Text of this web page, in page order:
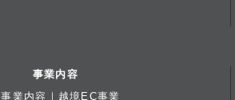
事業内容
事業内容｜越境EC事業